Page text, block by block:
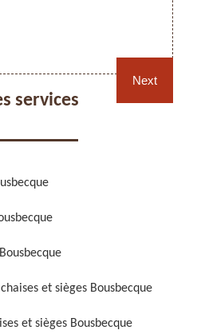
Cannage fauteuil, chaises
à des
Next
services
et sièges Bousbecque
et sièges Bousbecque